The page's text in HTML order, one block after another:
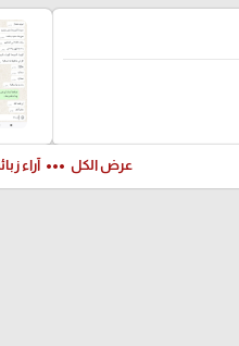
عرض الكل more_horiz آراء